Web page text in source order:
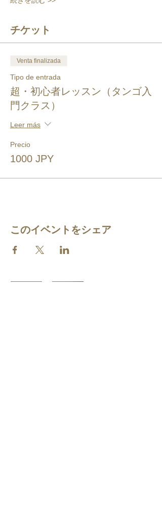
チケット
Venta finalizada
Tipo de entrada
超・初心者レッスン（タンゴ入
門クラス）
Leer más
Precio
1000 JPY
このイベントをシェア